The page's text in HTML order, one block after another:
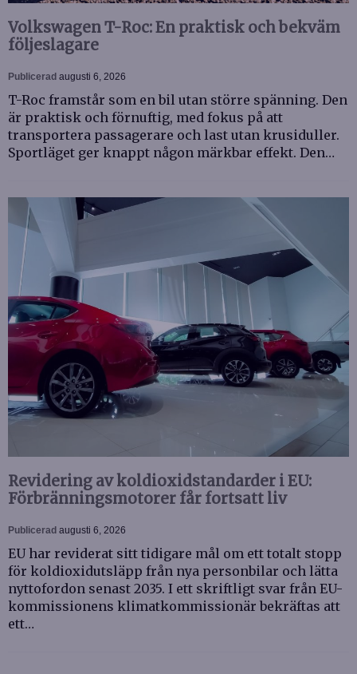
Volkswagen T-Roc: En praktisk och bekväm
följeslagare
Publicerad augusti 6, 2026
T-Roc framstår som en bil utan större spänning. Den
är praktisk och förnuftig, med fokus på att
transportera passagerare och last utan krusiduller.
Sportläget ger knappt någon märkbar effekt. Den…
Revidering av koldioxidstandarder i EU:
Förbränningsmotorer får fortsatt liv
Publicerad augusti 6, 2026
EU har reviderat sitt tidigare mål om ett totalt stopp
för koldioxidutsläpp från nya personbilar och lätta
nyttofordon senast 2035. I ett skriftligt svar från EU-
kommissionens klimatkommissionär bekräftas att
ett…